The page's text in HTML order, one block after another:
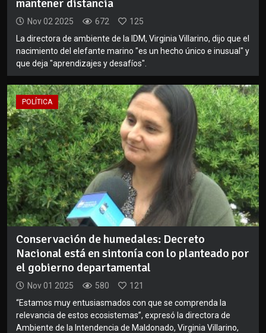
mantener distancia
Nov 02 2025 672
125
La directora de ambiente de la IDM, Virginia Villarino, dijo que el
nacimiento del elefante marino "es un hecho único e inusual" y
que deja "aprendizajes y desafíos".
POLÍTICA
Conservación de humedales: Decreto
Nacional está en sintonía con lo planteado por
el gobierno departamental
Nov 01 2025 580
121
“Estamos muy entusiasmados con que se comprenda la
relevancia de estos ecosistemas”, expresó la directora de
Ambiente de la Intendencia de Maldonado, Virginia Villarino,